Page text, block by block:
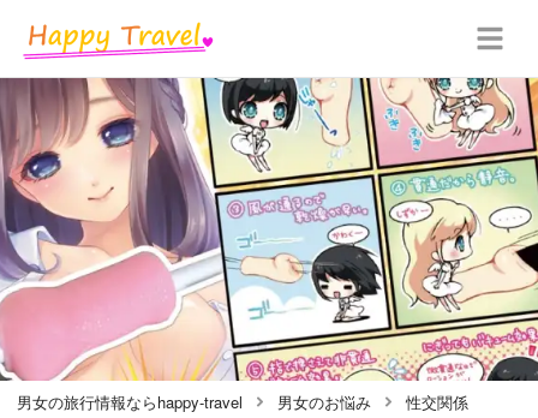
男女の旅行情報ならhappy-travel 男女のお悩み 性交関係